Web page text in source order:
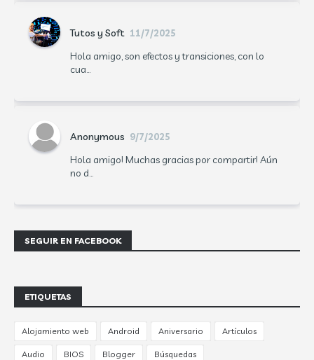
Tutos y Soft 11/7/2025
Hola amigo, son efectos y transiciones, con lo
cua...
Anonymous 9/7/2025
Hola amigo! Muchas gracias por compartir! Aún
no d...
SEGUIR EN FACEBOOK
ETIQUETAS
Alojamiento web Android Aniversario Artículos
Audio BIOS Blogger Búsquedas